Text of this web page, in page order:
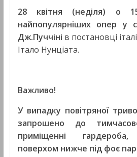
28 квітня
(неділя) о 1
найпопулярніших опер у
Дж.Пуччіні в постановці
Італо Нунціата.
Важливо!
У випадку повітряної
запрошено до
приміщенні гардероба,
поверхом нижче під фоє